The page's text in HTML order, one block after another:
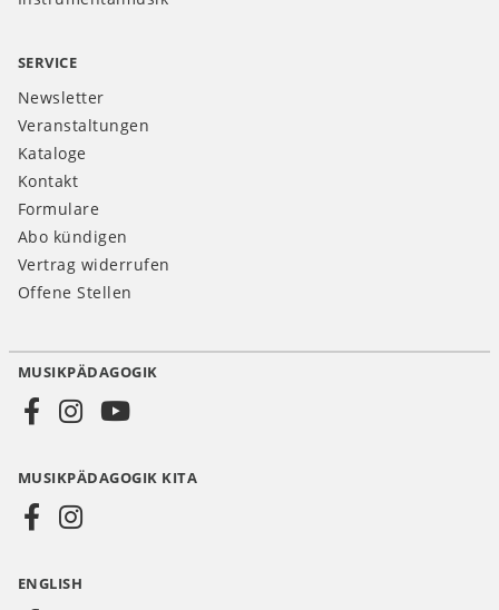
SERVICE
Newsletter
Veranstaltungen
Kataloge
Kontakt
Formulare
Abo kündigen
Vertrag widerrufen
Offene Stellen
Social
Media
DE
MUSIKPÄDAGOGIK
MUSIKPÄDAGOGIK KITA
ENGLISH